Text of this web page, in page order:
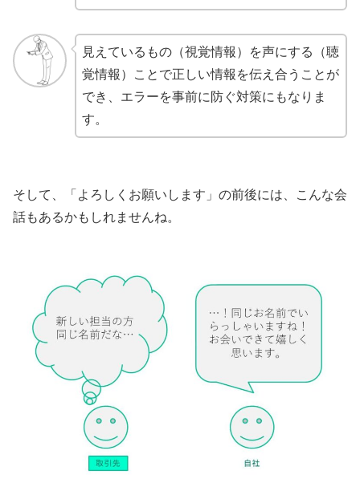
見えているもの（視覚情報）を声にする（聴
覚情報）ことで正しい情報を伝え合うことが
でき、エラーを事前に防ぐ対策にもなりま
す。
そして、「よろしくお願いします」の前後には、こんな会
話もあるかもしれませんね。